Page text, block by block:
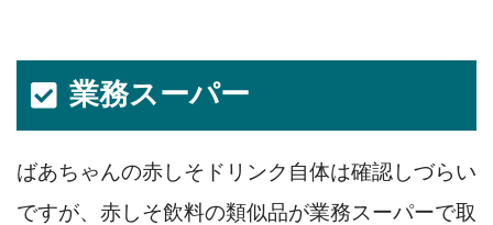
業務スーパー
ばあちゃんの赤しそドリンク自体は確認しづらい
ですが、赤しそ飲料の類似品が業務スーパーで取